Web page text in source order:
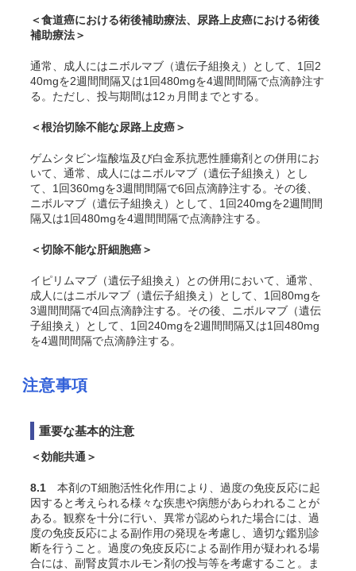
＜食道癌における術後補助療法、尿路上皮癌における術後
補助療法＞
通常、成人にはニボルマブ（遺伝子組換え）として、1回2
40mgを2週間間隔又は1回480mgを4週間間隔で点滴静注す
る。ただし、投与期間は12ヵ月間までとする。
＜根治切除不能な尿路上皮癌＞
ゲムシタビン塩酸塩及び白金系抗悪性腫瘍剤との併用にお
いて、通常、成人にはニボルマブ（遺伝子組換え）とし
て、1回360mgを3週間間隔で6回点滴静注する。その後、
ニボルマブ（遺伝子組換え）として、1回240mgを2週間間
隔又は1回480mgを4週間間隔で点滴静注する。
＜切除不能な肝細胞癌＞
イピリムマブ（遺伝子組換え）との併用において、通常、
成人にはニボルマブ（遺伝子組換え）として、1回80mgを
3週間間隔で4回点滴静注する。その後、ニボルマブ（遺伝
子組換え）として、1回240mgを2週間間隔又は1回480mg
を4週間間隔で点滴静注する。
注意事項
重要な基本的注意
＜効能共通＞
8.1 本剤のT細胞活性化作用により、過度の免疫反応に起
因すると考えられる様々な疾患や病態があらわれることが
ある。観察を十分に行い、異常が認められた場合には、過
度の免疫反応による副作用の発現を考慮し、適切な鑑別診
断を行うこと。過度の免疫反応による副作用が疑われる場
合には、副腎皮質ホルモン剤の投与等を考慮すること。ま